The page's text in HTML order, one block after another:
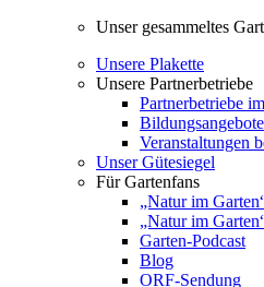
Unser gesammeltes
Unsere Plakette
Unsere Partnerbetriebe
Partnerbetriebe
Bildungsangebote
Veranstaltungen
Unser Gütesiegel
Für Gartenfans
„Natur im
„Natur im
Garten-Podcast
Blog
ORF-Sendung